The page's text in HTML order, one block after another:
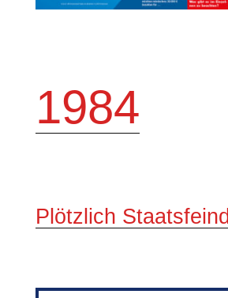
1984
Plötzlich Staatsfeind